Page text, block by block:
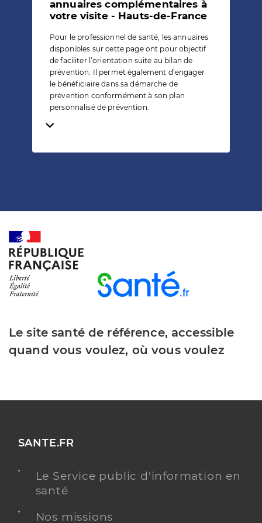
annuaires complémentaires à
votre visite - Hauts-de-France
Pour le professionnel de santé, les annuaires
disponibles sur cette page ont pour objectif
de faciliter l’orientation suite au bilan de
prévention. Il permet également d’engager
le bénéficiaire dans sa démarche de
prévention conformément à son plan
personnalisé de prévention.
Temps de lecture
Le site santé de référence, accessible
quand vous voulez, où vous voulez
SANTE.FR
Le Service public d'information en
santé
Nos missions